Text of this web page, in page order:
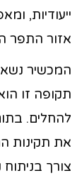
ייעודיות,
אזור התפר
תקופה זו
להחלים.
את תקינות
צורך